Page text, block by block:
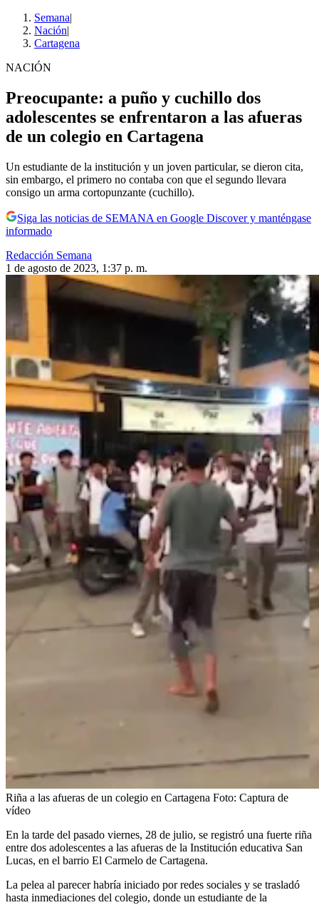
Semana|
Nación|
Cartagena
NACIÓN
Preocupante: a puño y cuchillo dos
adolescentes se enfrentaron a las afueras
de un colegio en Cartagena
Un estudiante de la institución y un joven particular, se dieron cita,
sin embargo, el primero no contaba con que el segundo llevara
consigo un arma cortopunzante (cuchillo).
Siga las noticias de SEMANA en Google Discover y manténgase
informado
Redacción Semana
1 de agosto de 2023, 1:37 p. m.
Riña a las afueras de un colegio en Cartagena Foto: Captura de
vídeo
En la tarde del pasado viernes, 28 de julio, se registró una fuerte riña
entre dos adolescentes a las afueras de la Institución educativa San
Lucas, en el barrio El Carmelo de Cartagena.
La pelea al parecer habría iniciado por redes sociales y se trasladó
hasta inmediaciones del colegio, donde un estudiante de la